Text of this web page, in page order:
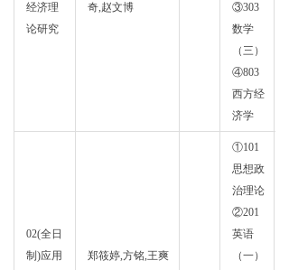
经济理
论研究
奇,赵文博
③303
数学
（三）
④803
西方经
济学
02(全日
制)应用
郑筱婷,方铭,王爽
①101
思想政
治理论
②201
英语
（一）